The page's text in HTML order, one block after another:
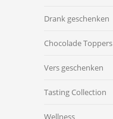
Drank geschenken
Chocolade Toppers
Vers geschenken
Tasting Collection
Wellness